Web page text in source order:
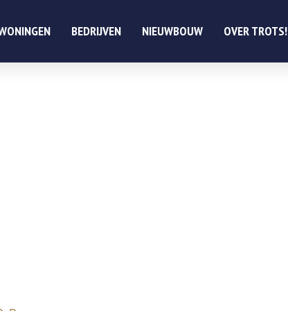
BEDRIJVEN NIEUWBOUW OVER TROTS!